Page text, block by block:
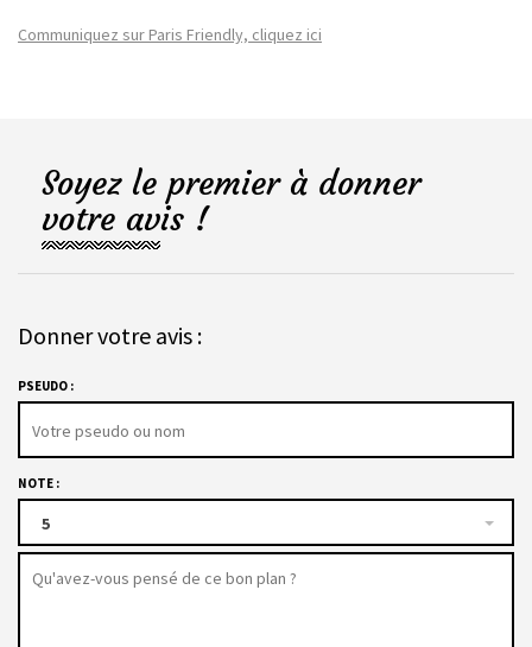
Communiquez sur Paris Friendly, cliquez ici
Soyez le premier à donner
votre avis !
Donner votre avis :
PSEUDO :
NOTE :
5